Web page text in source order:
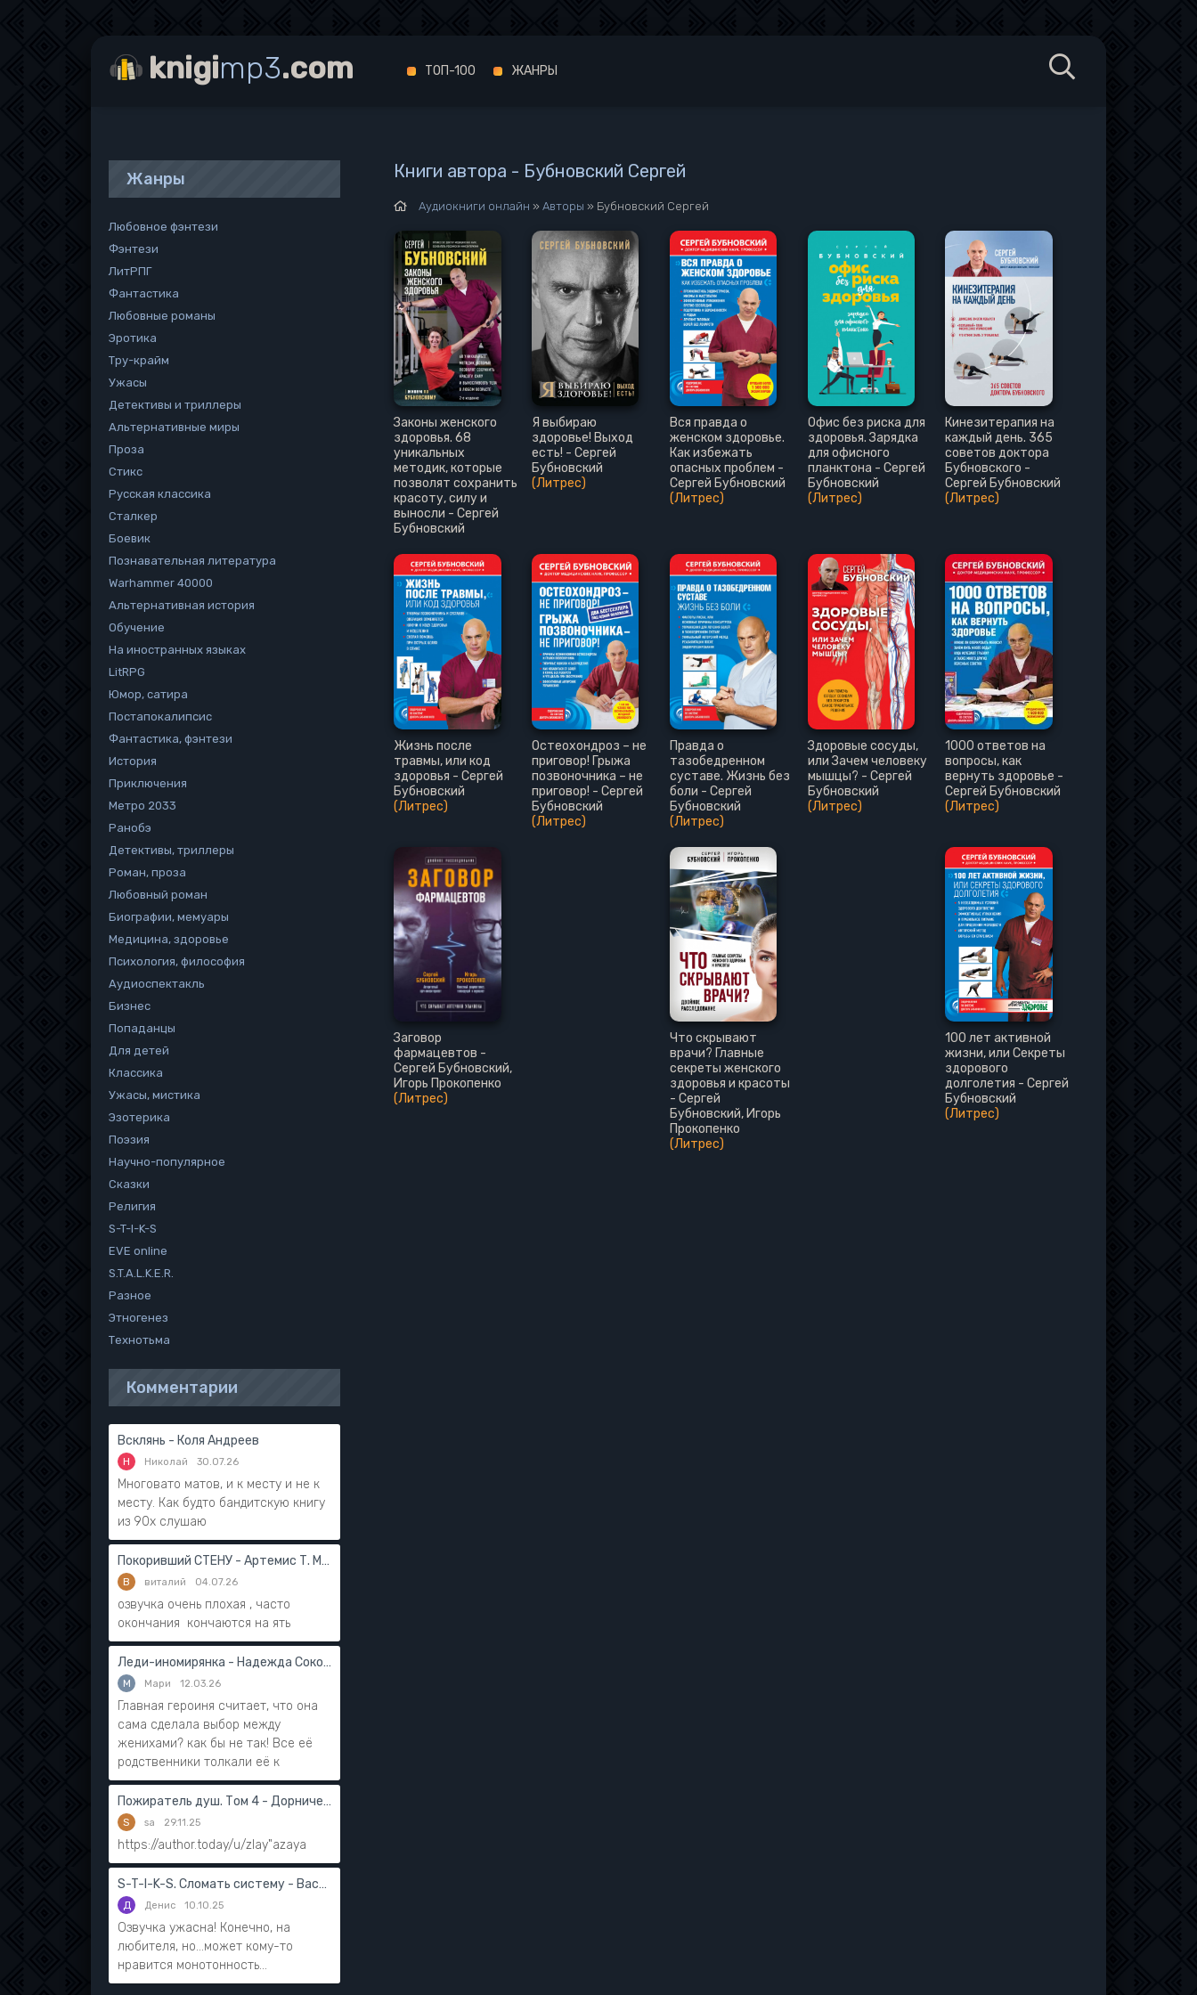
Книги автора - Бубновский Сергей
Аудиокниги онлайн » Авторы » Бубновский Сергей
Законы женского
здоровья. 68
уникальных
методик, которые
позволят сохранить
красоту, силу и
выносли - Сергей
Бубновский
Я выбираю
здоровье! Выход
есть! - Сергей
Бубновский
(Литрес)
Вся правда о
женском здоровье.
Как избежать
опасных проблем -
Сергей Бубновский
(Литрес)
Офис без риска для
здоровья. Зарядка
для офисного
планктона - Сергей
Бубновский
(Литрес)
Кинезитерапия на
каждый день. 365
советов доктора
Бубновского -
Сергей Бубновский
(Литрес)
Жизнь после
травмы, или код
здоровья - Сергей
Бубновский
(Литрес)
Остеохондроз – не
приговор! Грыжа
позвоночника – не
приговор! - Сергей
Бубновский
(Литрес)
Правда о
тазобедренном
суставе. Жизнь без
боли - Сергей
Бубновский
(Литрес)
Здоровые сосуды,
или Зачем человеку
мышцы? - Сергей
Бубновский
(Литрес)
1000 ответов на
вопросы, как
вернуть здоровье -
Сергей Бубновский
(Литрес)
Заговор
фармацевтов -
Сергей Бубновский,
Игорь Прокопенко
(Литрес)
Что скрывают
врачи? Главные
секреты женского
здоровья и красоты
- Сергей
Бубновский, Игорь
Прокопенко
(Литрес)
100 лет активной
жизни, или Секреты
здорового
долголетия - Сергей
Бубновский
(Литрес)
Жанры
Любовное фэнтези
Фэнтези
ЛитРПГ
Фантастика
Любовные романы
Эротика
Тру-крайм
Ужасы
Детективы и триллеры
Альтернативные миры
Проза
Стикс
Русская классика
Сталкер
Боевик
Познавательная литература
Warhammer 40000
Альтернативная история
Обучение
На иностранных языках
LitRPG
Юмор, сатира
Постапокалипсис
Фантастика, фэнтези
История
Приключения
Метро 2033
Ранобэ
Детективы, триллеры
Роман, проза
Любовный роман
Биографии, мемуары
Медицина, здоровье
Психология, философия
Аудиоспектакль
Бизнес
Попаданцы
Для детей
Классика
Ужасы, мистика
Эзотерика
Поэзия
Научно-популярное
Сказки
Религия
S-T-I-K-S
EVE online
S.T.A.L.K.E.R.
Разное
Этногенез
Технотьма
Комментарии
Всклянь - Коля Андреев
Н Николай 30.07.26
Многовато матов, и к месту и не к
месту. Как будто бандитскую книгу
из 90х слушаю
Покоривший СТЕНУ - Артемис Т. Мантикор
В виталий 04.07.26
озвучка очень плохая , часто
окончания кончаются на ять
Леди-иномирянка - Надежда Соколова
М Мари 12.03.26
Главная героиня считает, что она
сама сделала выбор между
женихами? как бы не так! Все её
родственники толкали её к
Пожиратель душ. Том 4 - Дорничев Дмитрий
S sa 29.11.25
https://author.today/u/zlay"azaya
S-T-I-K-S. Сломать систему - Василий Мушинский
Д Денис 10.10.25
Озвучка ужасна! Конечно, на
любителя, но...может кому-то
нравится монотонность...
knigimp3.com ТОП-100 ЖАНРЫ